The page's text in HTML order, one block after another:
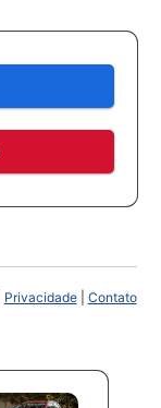
Privacidade| Contato